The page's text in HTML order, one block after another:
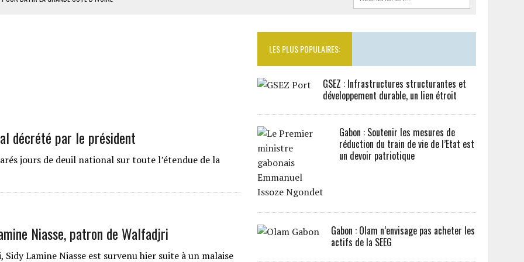
décrété par le président
jours de deuil national sur toute l’étendue de la
Niasse, patron de Walfadjri
Lamine Niasse est survenu hier suite à un malaise
LES PLUS POPULAIRES:
GSEZ : Infrastructures structurantes et
développement durable, un lien étroit
Gabon : Soutenir les mesures de
réduction du train de vie de l’Etat est
un devoir patriotique
Gabon : Olam n’envisage pas acheter les
actifs de la SEEG